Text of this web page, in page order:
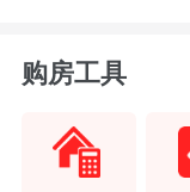
购房工具